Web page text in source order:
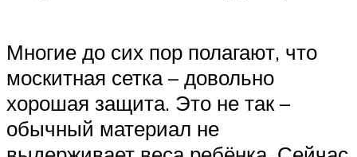
Многие до сих пор полагают, что
москитная сетка – довольно
хорошая защита. Это не так –
обычный материал не